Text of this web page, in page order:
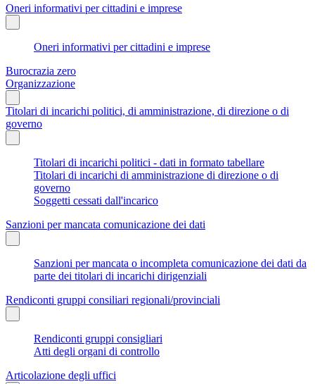
Oneri informativi per cittadini e imprese
Oneri informativi per cittadini e imprese
Burocrazia zero
Organizzazione
Titolari di incarichi politici, di amministrazione, di direzione o di
governo
Titolari di incarichi politici - dati in formato tabellare
Titolari di incarichi di amministrazione di direzione o di
governo
Soggetti cessati dall'incarico
Sanzioni per mancata comunicazione dei dati
Sanzioni per mancata o incompleta comunicazione dei dati da
parte dei titolari di incarichi dirigenziali
Rendiconti gruppi consiliari regionali/provinciali
Rendiconti gruppi consigliari
Atti degli organi di controllo
Articolazione degli uffici